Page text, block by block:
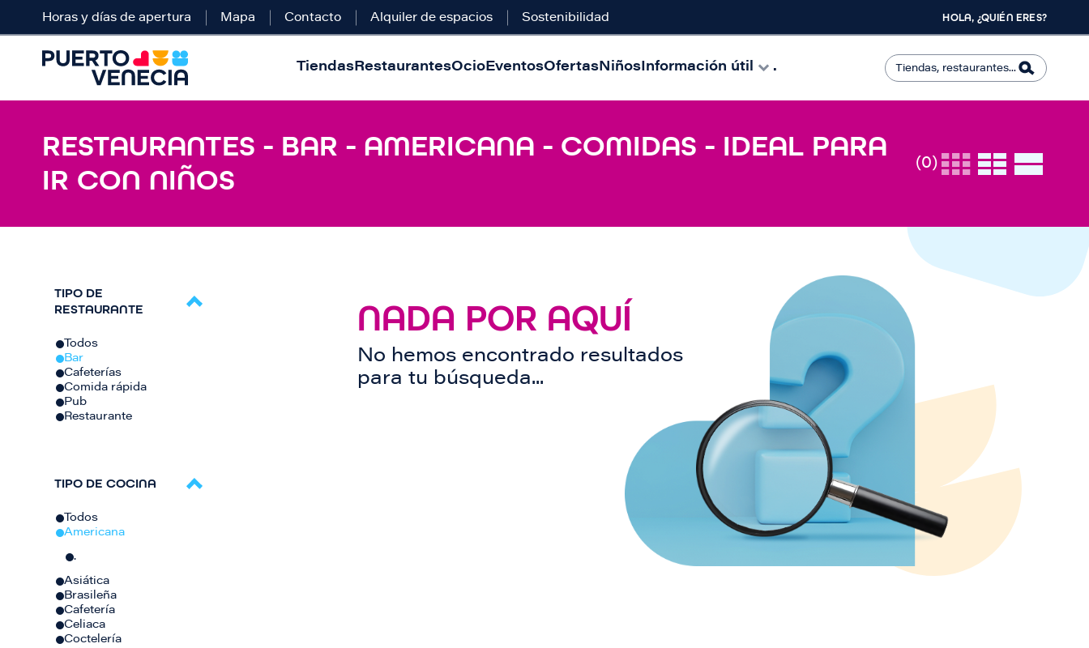
Horas y días de apertura Mapa Contacto Alquiler de espacios Sostenibilidad HOLA, ¿QUIÉN ERES?
TiendasRestaurantesOcioEventosOfertasNiñosInformación útil .
RESTAURANTES - BAR - AMERICANA - COMIDAS - IDEAL PARA
IR CON NIÑOS
(0)
TIPO DE
RESTAURANTE
Todos
Bar
Cafeterías
Comida rápida
Pub
Restaurante
TIPO DE COCINA
Todos
Americana
.
Asiática
Brasileña
Cafetería
Celiaca
Coctelería
NADA POR AQUÍ
No hemos encontrado resultados
para tu búsqueda...